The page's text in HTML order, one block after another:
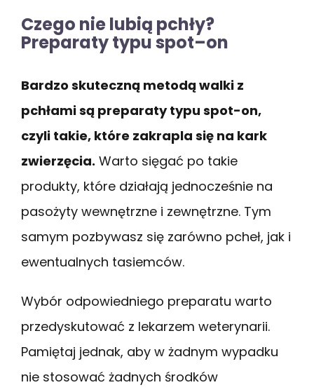
Czego nie lubią pchły?
Preparaty typu spot–on
Bardzo skuteczną metodą walki z
pchłami są preparaty typu spot-on,
czyli takie, które zakrapla się na kark
zwierzęcia. Warto sięgać po takie
produkty, które działają jednocześnie na
pasożyty wewnętrzne i zewnętrzne. Tym
samym pozbywasz się zarówno pcheł, jak i
ewentualnych tasiemców.
Wybór odpowiedniego preparatu warto
przedyskutować z lekarzem weterynarii.
Pamiętaj jednak, aby w żadnym wypadku
nie stosować żadnych środków